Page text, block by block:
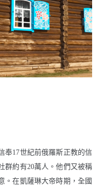
奉17世紀前俄羅斯正教的信
群約有20萬人。他們又被稱
。在凱薩琳大帝時期，全國